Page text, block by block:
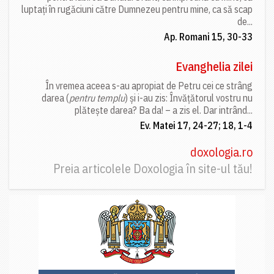
luptați în rugăciuni către Dumnezeu pentru mine, ca să scap
de...
Ap. Romani 15, 30-33
Evanghelia zilei
În vremea aceea s-au apropiat de Petru cei ce strâng
darea (pentru templu) și i-au zis: Învățătorul vostru nu
plătește darea? Ba da! – a zis el. Dar intrând...
Ev. Matei 17, 24-27; 18, 1-4
doxologia.ro
Preia articolele Doxologia în site-ul tău!